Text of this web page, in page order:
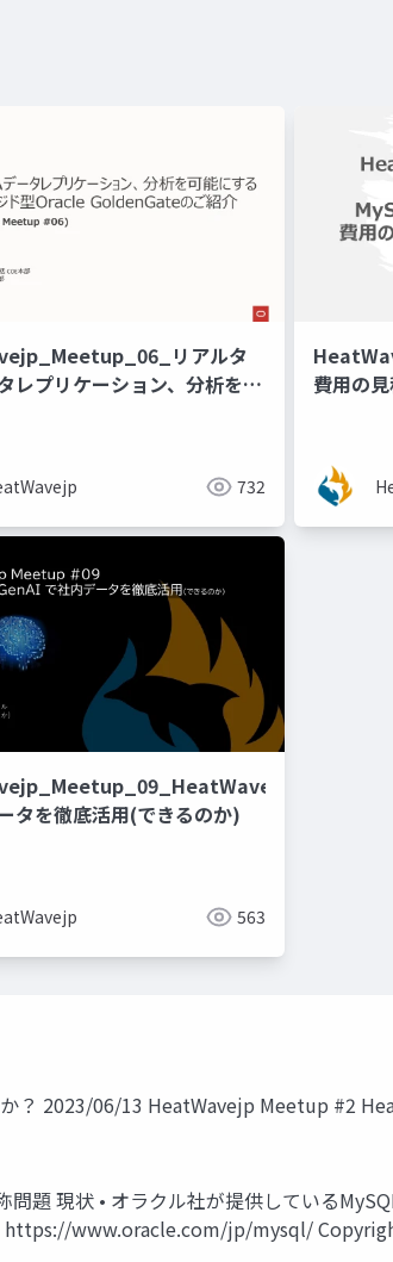
リアルタ
レプリケーション、分析を可
732
費用の
タを徹底活用(できるのか)
563
？ 2023/06/13 HeatWavejp Meetup #2
題 現状 • オラクル社が提供している
https://www.oracle.com/jp/mysql/